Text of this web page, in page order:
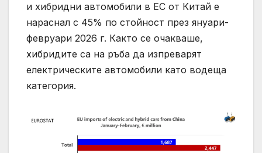
и хибридни автомобили в ЕС от Китай е
нараснал с 45% по стойност през януари-
февруари 2026 г. Както се очакваше,
хибридите са на ръба да изпреварят
електрическите автомобили като водеща
категория.